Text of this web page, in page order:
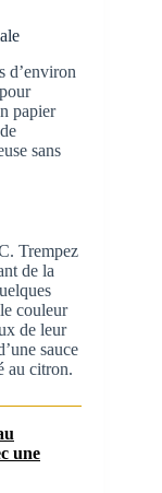
d’environ
papier
sans
Trempez
de la
couleur
de leur
sauce
au citron.
une